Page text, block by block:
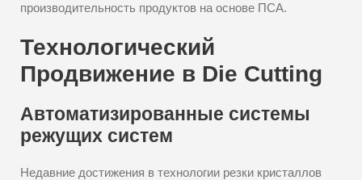
производительность продуктов на основе ПСА.
Технологический
Продвижение в Die Cutting
Автоматизированные системы
режущих систем
Недавние достижения в технологии резки кристаллов